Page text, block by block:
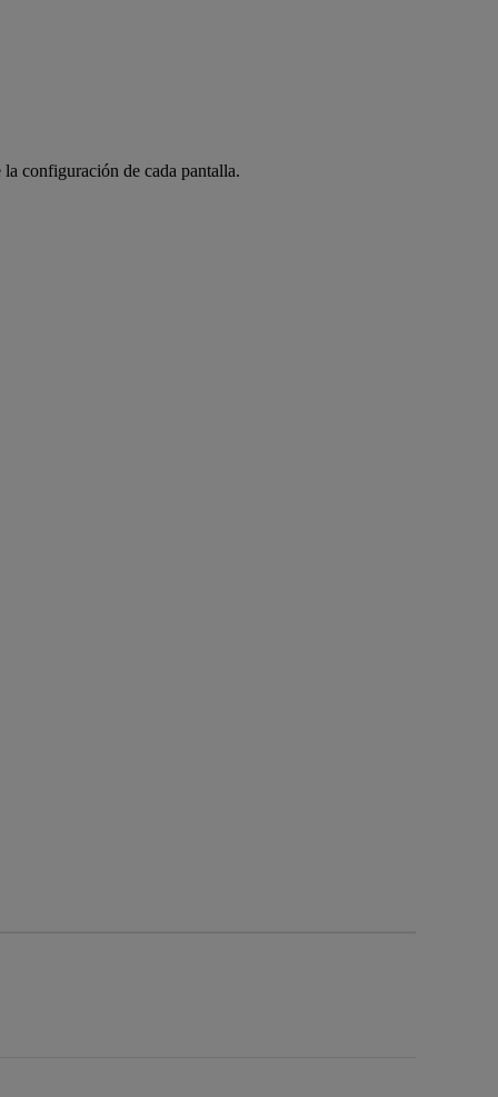
configuración de cada pantalla.